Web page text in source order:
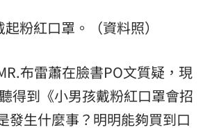
粉紅口罩。（資料照）
布雷蕭在臉書PO文質疑，現
得到《小男孩戴粉紅口罩會招
發生什麼事？明明能夠買到口